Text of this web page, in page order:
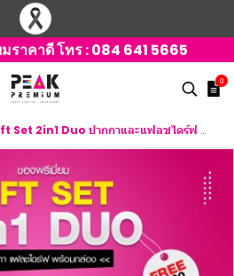
ราคาดี โทร :084 641 5665
0
Set 2in1 Duo ปากกาและแฟลชไดร์ฟ พร้อมกล่อง